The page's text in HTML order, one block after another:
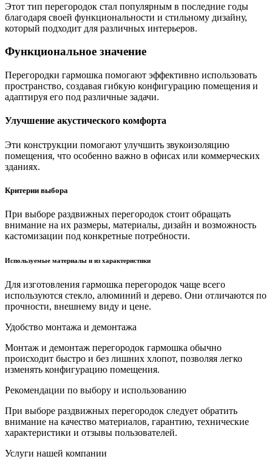
Этот тип перегородок стал популярным в последние годы
благодаря своей функциональности и стильному дизайну,
который подходит для различных интерьеров.
Функциональное значение
Перегородки гармошка помогают эффективно использовать
пространство, создавая гибкую конфигурацию помещения и
адаптируя его под различные задачи.
Улучшение акустического комфорта
Эти конструкции помогают улучшить звукоизоляцию
помещения, что особенно важно в офисах или коммерческих
зданиях.
Критерии выбора
При выборе раздвижных перегородок стоит обращать
внимание на их размеры, материалы, дизайн и возможность
кастомизации под конкретные потребности.
Используемые материалы и из характеристики
Для изготовления гармошка перегородок чаще всего
используются стекло, алюминий и дерево. Они отличаются по
прочности, внешнему виду и цене.
Удобство монтажа и демонтажа
Монтаж и демонтаж перегородок гармошка обычно
происходит быстро и без лишних хлопот, позволяя легко
изменять конфигурацию помещения.
Рекомендации по выбору и использованию
При выборе раздвижных перегородок следует обратить
внимание на качество материалов, гарантию, технические
характеристики и отзывы пользователей.
Услуги нашей компании